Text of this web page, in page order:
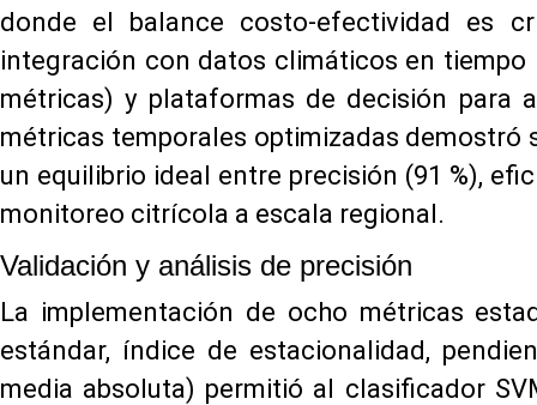
donde el balance costo-efectividad es
integración con datos climáticos en tiempo
métricas) y plataformas de decisión para
métricas temporales optimizadas demostró
un equilibrio ideal entre precisión (91 %),
monitoreo citrícola a escala regional.
Validación y análisis de precisión
La implementación de ocho métricas
estándar, índice de estacionalidad,
media absoluta) permitió al clasificador